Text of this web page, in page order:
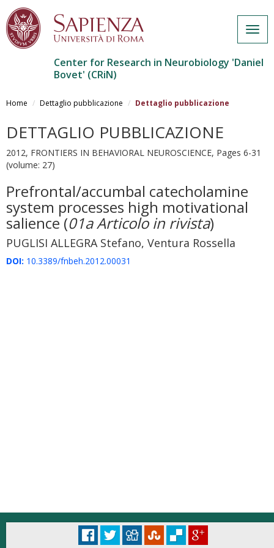
al
principale
Center for Research in Neurobiology 'Daniel
Bovet' (CRiN)
Home Dettaglio pubblicazione Dettaglio pubblicazione
DETTAGLIO PUBBLICAZIONE
2012, FRONTIERS IN BEHAVIORAL NEUROSCIENCE, Pages 6-31
(volume: 27)
Prefrontal/accumbal catecholamine
system processes high motivational
salience(01a Articolo in rivista)
PUGLISI ALLEGRA Stefano, Ventura Rossella
DOI: 10.3389/fnbeh.2012.00031
© Università degli Studi di Roma "La Sapienza" - Piazzale Aldo Moro 5, 00185 Roma